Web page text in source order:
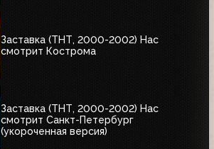
Заставка (ТНТ, 2000-2002) Нас
смотрит Кострома
Заставка (ТНТ, 2000-2002) Нас
смотрит Санкт-Петербург
(укороченная версия)